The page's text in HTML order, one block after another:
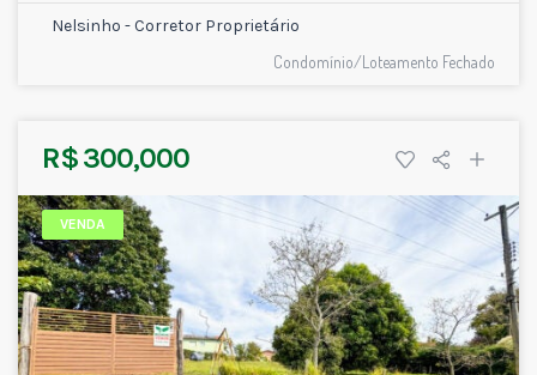
Nelsinho - Corretor Proprietário
Condomínio/Loteamento Fechado
R$ 300,000
VENDA